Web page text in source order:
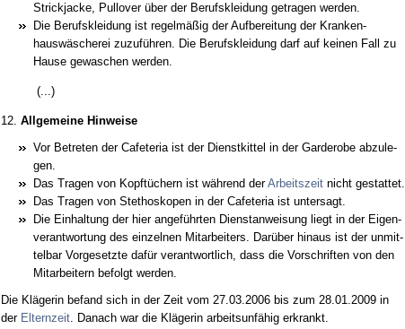
Strick­ja­cke, Pull­over über der Be­rufs­klei­dung ge­tra­gen wer­den.
Die Be­rufs­klei­dung ist re­gelmäßig der Auf­be­rei­tung der Kran­ken­
hauswäsche­rei zu­zuführen. Die Be­rufs­klei­dung darf auf kei­nen Fall zu
Hau­se ge­wa­schen wer­den.
(...)
12. All­ge­mei­ne Hin­wei­se
Vor Be­tre­ten der Ca­fe­te­ria ist der Dienst­kit­tel in der Gar­de­ro­be ab­zu­le­
gen.
Das Tra­gen von Kopftüchern ist während derAr­beits­zeitnicht ge­stat­tet.
Das Tra­gen von Ste­tho­sko­pen in der Ca­fe­te­ria ist un­ter­sagt.
Die Ein­hal­tung der hier an­geführ­ten Dienst­an­wei­sung liegt in der Ei­gen­
ver­ant­wor­tung des ein­zel­nen Mit­ar­bei­ters. Darüber hin­aus ist der un­mit­
tel­bar Vor­ge­setz­te dafür ver­ant­wort­lich, dass die Vor­schrif­ten von den
Mit­ar­bei­tern be­folgt wer­den.
Die Kläge­rin be­fand sich in der Zeit vom 27.03.2006 bis zum 28.01.2009 in
der El­tern­zeit. Da­nach war die Kläge­rin ar­beits­unfähig er­krankt.